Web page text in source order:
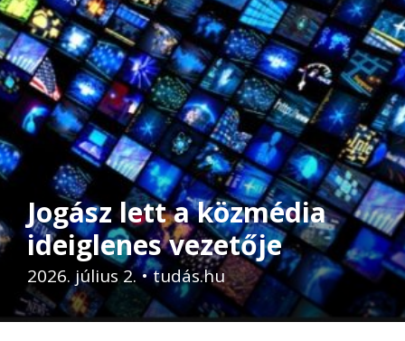
Jogász lett a közmédia
ideiglenes vezetője
2026. július 2.•tudás.hu